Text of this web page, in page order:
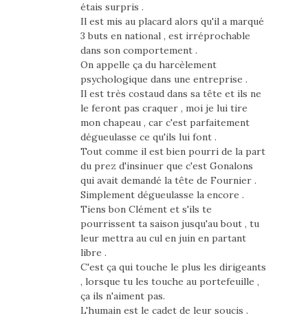
étais surpris .
Il est mis au placard alors qu'il a marqué
3 buts en national , est irréprochable
dans son comportement .
On appelle ça du harcèlement
psychologique dans une entreprise .
Il est très costaud dans sa tête et ils ne
le feront pas craquer , moi je lui tire
mon chapeau , car c'est parfaitement
dégueulasse ce qu'ils lui font .
Tout comme il est bien pourri de la part
du prez d'insinuer que c'est Gonalons
qui avait demandé la tête de Fournier .
Simplement dégueulasse la encore .
Tiens bon Clément et s'ils te
pourrissent ta saison jusqu'au bout , tu
leur mettra au cul en juin en partant
libre .
C'est ça qui touche le plus les dirigeants
, lorsque tu les touche au portefeuille ,
ça ils n'aiment pas.
L'humain est le cadet de leur soucis .